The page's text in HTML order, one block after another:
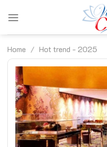
Home / Hot trend - 2025